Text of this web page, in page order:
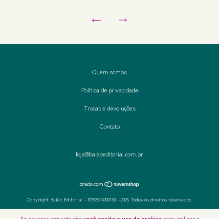
Quem somos
Política de privacidade
Trocas e devoluções
Contato
loja@balaoeditorial.com.br
Copyright Balão Editorial - 10993946000150 - 2026. Todos os direitos reservados.